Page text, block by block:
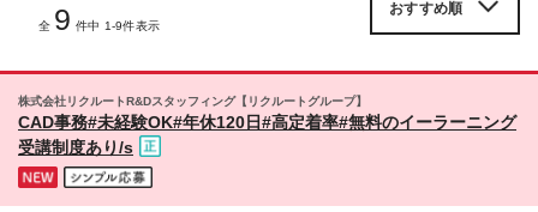
全 9 件中 1-9件表示
株式会社リクルートR&Dスタッフィング【リクルートグループ】
CAD事務#未経験OK#年休120日#高定着率#無料のイーラーニング
受講制度あり/s